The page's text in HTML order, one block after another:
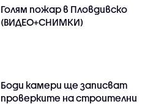
Голям пожар в Пловдивско
(ВИДЕО+СНИМКИ)
Боди камери ще записват
проверките на строителни